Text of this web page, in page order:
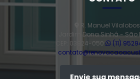
R. Manuel
Jardim Dona Sinhá - São
CEP: 03924-050
(11)